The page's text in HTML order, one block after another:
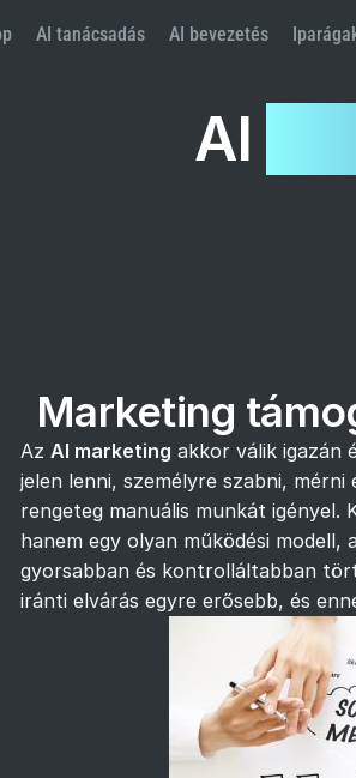
AI tanácsadás AI bevezetés
AI
Marketing
AzAI marketing akkor válik igazán
jelen lenni, személyre szabni,
rengeteg manuális munkát igényel.
hanem egy olyan működési modell,
gyorsabban és kontrolláltabban
iránti elvárás egyre erősebb, és